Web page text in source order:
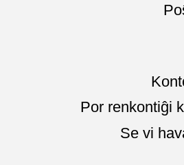
Por renkontiĝi
Se vi